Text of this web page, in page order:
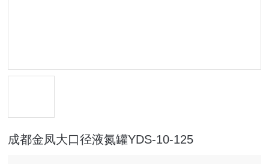
成都金凤大口径液氮罐YDS-10-125